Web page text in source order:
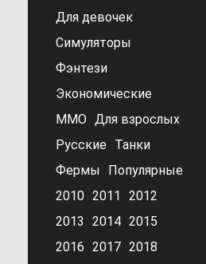
Для девочек
Симуляторы
Фэнтези
Экономические
MMO Для взрослых
Русские
Танки
Фермы
Популярные
2010 2011
2012
2013
2014 2015
2016 2017 2018